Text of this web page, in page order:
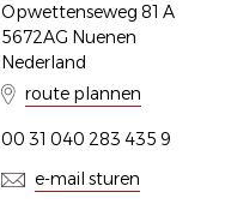
Opwettenseweg 81 A
5672AG Nuenen
Nederland
route plannen
00 31 040 283 435 9
e-mail sturen